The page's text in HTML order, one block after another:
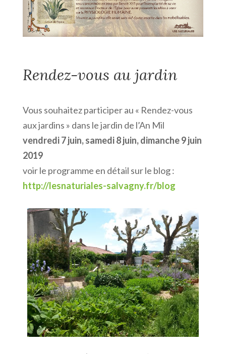
Rendez-vous au jardin
Vous souhaitez participer au « Rendez-vous
aux jardins » dans le jardin de l’An Mil
vendredi 7 juin, samedi 8 juin, dimanche 9 juin
2019
voir le programme en détail sur le blog :
http://lesnaturiales-salvagny.fr/blog